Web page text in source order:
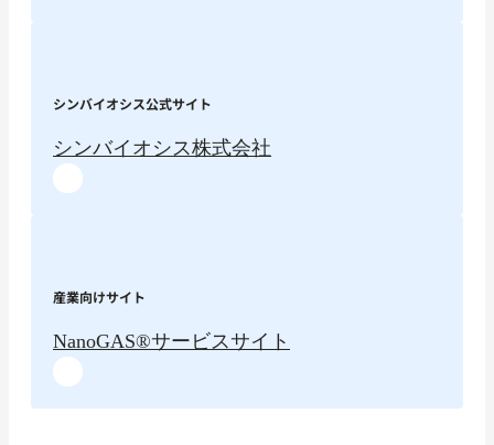
シンバイオシス公式サイト
シンバイオシス株式会社
産業向けサイト
NanoGAS®︎サービスサイト